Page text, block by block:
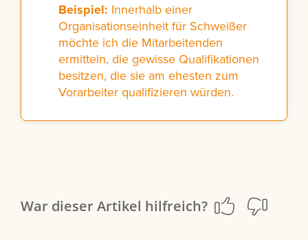
Beispiel: Innerhalb einer
Organisationseinheit für Schweißer
möchte ich die Mitarbeitenden
ermitteln, die gewisse Qualifikationen
besitzen, die sie am ehesten zum
Vorarbeiter qualifizieren würden.
War dieser Artikel hilfreich?